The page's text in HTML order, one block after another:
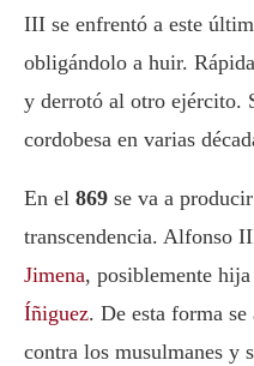
III se enfrentó a este
obligándolo a huir.
y derrotó al otro ejército.
cordobesa en varias
En el 869 se va a
transcendencia. Alfonso
Jimena, posiblemente
Íñiguez. De esta forma se
contra los musulmanes y